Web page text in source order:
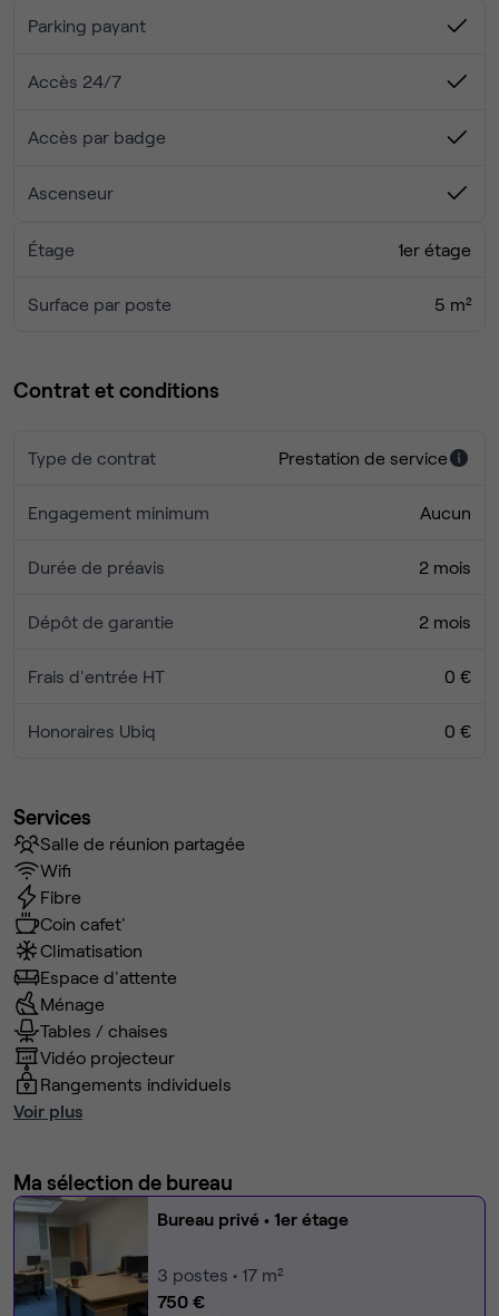
Parking payant
Accès 24/7
Accès par badge
Ascenseur
Étage 1er étage
Surface par poste 5 m²
Contrat et conditions
Type de contrat Prestation de service
Engagement minimum Aucun
Durée de préavis 2 mois
Dépôt de garantie 2 mois
Frais d'entrée HT 0 €
Honoraires Ubiq 0 €
Services
Salle de réunion partagée
Wifi
Fibre
Coin cafet'
Climatisation
Espace d'attente
Ménage
Tables / chaises
Vidéo projecteur
Rangements individuels
Voir plus
Ma sélection de bureau
Bureau privé • 1er étage
3 postes • 17 m²
750 €